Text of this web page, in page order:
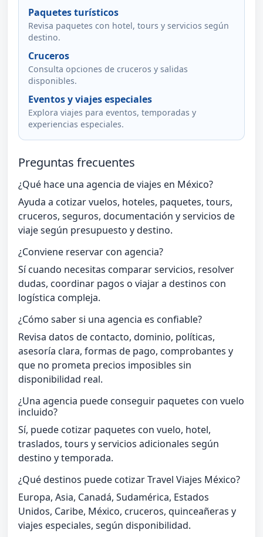
Paquetes turísticos
Revisa paquetes con hotel, tours y servicios según
destino.
Cruceros
Consulta opciones de cruceros y salidas
disponibles.
Eventos y viajes especiales
Explora viajes para eventos, temporadas y
experiencias especiales.
Preguntas frecuentes
¿Qué hace una agencia de viajes en México?
Ayuda a cotizar vuelos, hoteles, paquetes, tours,
cruceros, seguros, documentación y servicios de
viaje según presupuesto y destino.
¿Conviene reservar con agencia?
Sí cuando necesitas comparar servicios, resolver
dudas, coordinar pagos o viajar a destinos con
logística compleja.
¿Cómo saber si una agencia es confiable?
Revisa datos de contacto, dominio, políticas,
asesoría clara, formas de pago, comprobantes y
que no prometa precios imposibles sin
disponibilidad real.
¿Una agencia puede conseguir paquetes con vuelo
incluido?
Sí, puede cotizar paquetes con vuelo, hotel,
traslados, tours y servicios adicionales según
destino y temporada.
¿Qué destinos puede cotizar Travel Viajes México?
Europa, Asia, Canadá, Sudamérica, Estados
Unidos, Caribe, México, cruceros, quinceañeras y
viajes especiales, según disponibilidad.